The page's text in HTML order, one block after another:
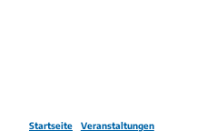
Startseite
Veranstaltungen